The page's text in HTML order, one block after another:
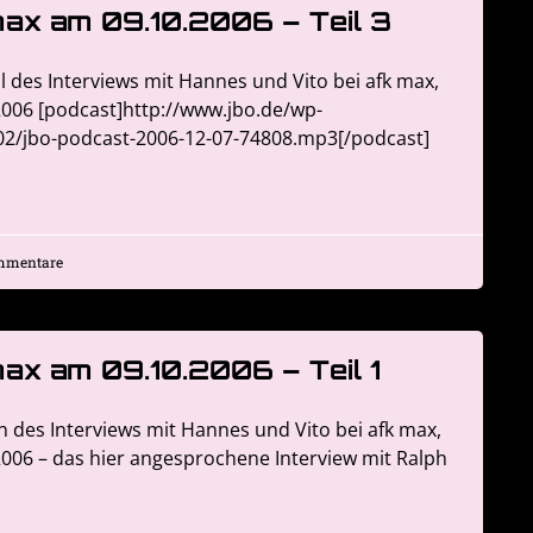
am 09.10.2006 – Teil 3
Interviews mit Hannes und Vito bei afk max,
[podcast]http://www.jbo.de/wp-
jbo-podcast-2006-12-07-74808.mp3[/podcast]
am 09.10.2006 – Teil 1
des Interviews mit Hannes und Vito bei afk max,
– das hier angesprochene Interview mit Ralph